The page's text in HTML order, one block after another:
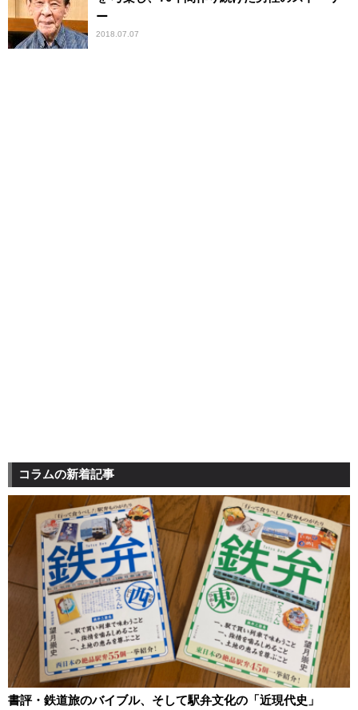
ー
2018.07.07
コラムの新着記事
書評・鉄道旅のバイブル、そして駅弁文化の「近現代史」